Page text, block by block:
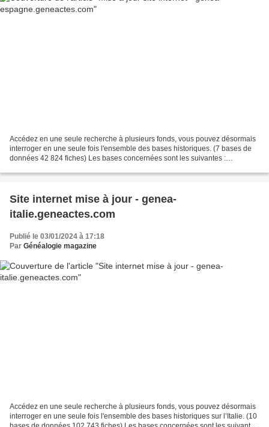
Accédez en une seule recherche à plusieurs fonds, vous pouvez désormais
interroger en une seule fois l'ensemble des bases historiques. (7 bases de
données 42 824 fiches) Les bases concernées sont les suivantes :
Site internet mise à jour - genea-
italie.geneactes.com
Publié le 03/01/2024 à 17:18
Par Généalogie magazine
Accédez en une seule recherche à plusieurs fonds, vous pouvez désormais
interroger en une seule fois l'ensemble des bases historiques sur l’Italie. (10